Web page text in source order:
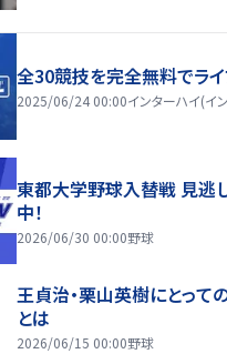
全30競技を完全無料でライ
2025/06/24 00:00インターハイ(イ
東都大学野球入替戦 見逃
中！
2026/06/30 00:00野球
王貞治・栗山英樹にとって
とは
2026/06/15 00:00野球